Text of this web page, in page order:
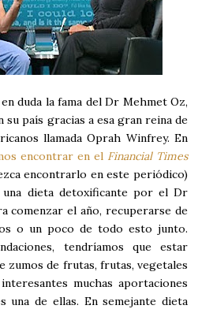
duda la fama del Dr Mehmet Oz,
su país gracias a esa gran reina de
llamada Oprah Winfrey. En
encontrar en el Financial Times
encontrarlo en este periódico)
una dieta detoxificante por el Dr
comenzar el año, recuperarse de
o un poco de todo esto junto.
tendríamos que estar
zumos de frutas, frutas, vegetales
muchas aportaciones
una de ellas. En semejante dieta